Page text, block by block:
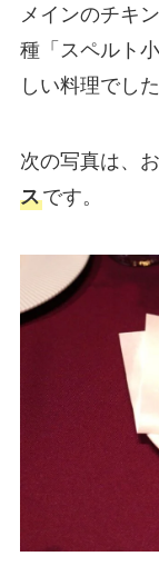
メインのチキ
種「スペルト
しい料理でした
次の写真は、
スです。